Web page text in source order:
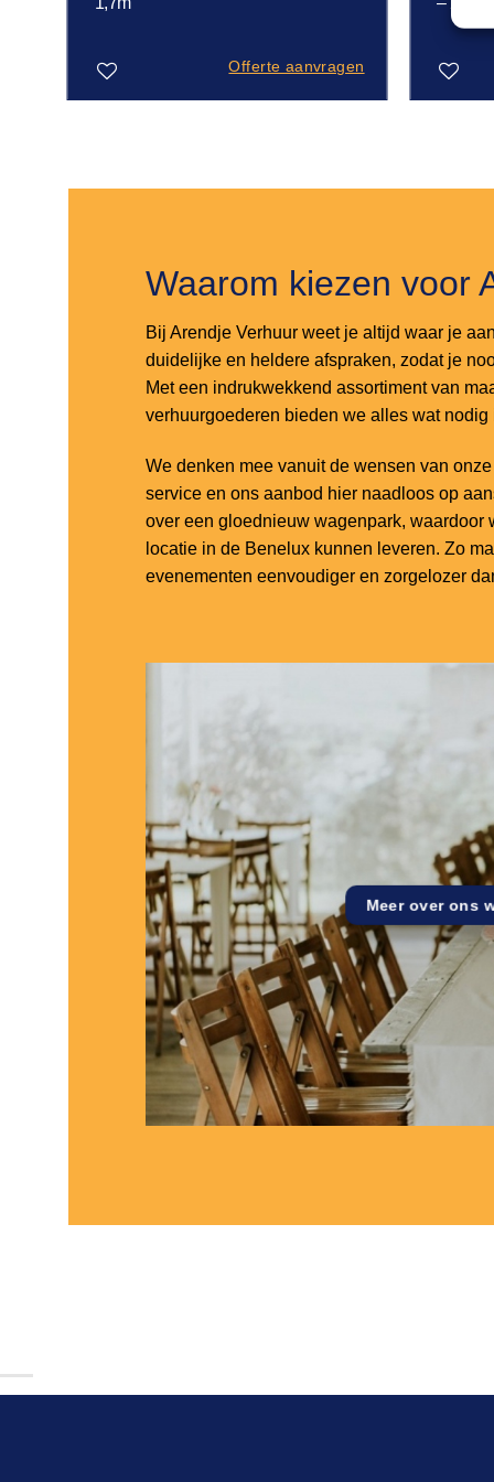
Offerte aanvragen
Waarom kiezen voor
Bij Arendje Verhuur weet je altijd waar je
duidelijke en heldere afspraken, zodat je
Met een indrukwekkend assortiment van
verhuurgoederen bieden we alles wat
We denken mee vanuit de wensen van
service en ons aanbod hier naadloos op
over een gloednieuw wagenpark, waardoor
locatie in de Benelux kunnen leveren. Zo
evenementen eenvoudiger en zorgelozer
Meer over ons